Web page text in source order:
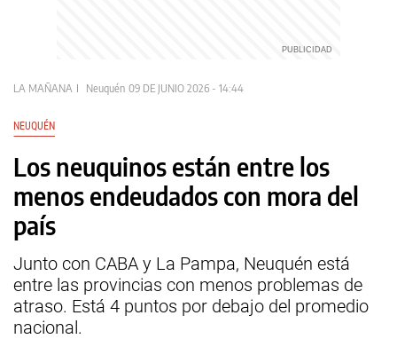
LA MAÑANA Neuquén 09 DE JUNIO 2026 - 14:44
NEUQUÉN
Los neuquinos están entre los
menos endeudados con mora del
país
Junto con CABA y La Pampa, Neuquén está
entre las provincias con menos problemas de
atraso. Está 4 puntos por debajo del promedio
nacional.